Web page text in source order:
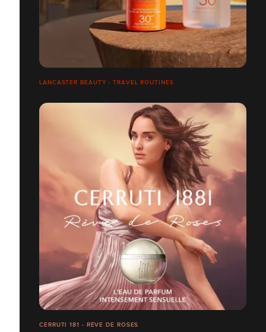
LANCASTER BEAUTY - TRAVEL ROUTINES
CERRUTI 181 - RÊVE DE ROSES